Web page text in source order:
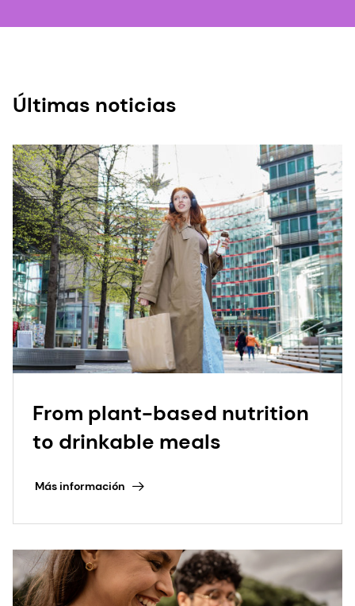
Últimas noticias
From plant-based nutrition
to drinkable meals
Más información